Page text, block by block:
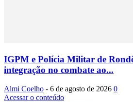
IGPM e Polícia Militar de
integração no combate ao...
Almi Coelho - 6 de agosto de 2026 0
Acessar o conteúdo